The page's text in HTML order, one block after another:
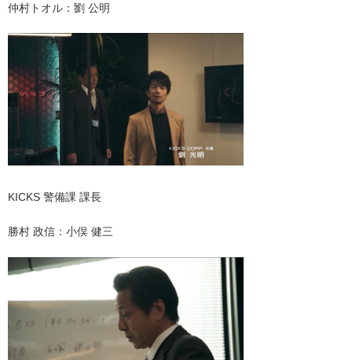
仲村トオル：劉 公明
KICKS 警備課 課長
勝村 政信：小俣 健三